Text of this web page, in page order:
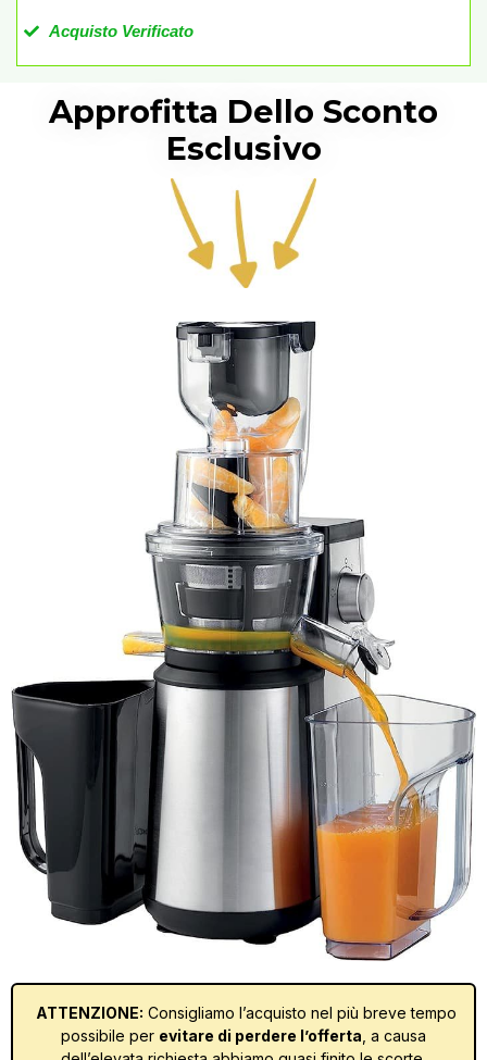
Acquisto Verificato
Approfitta Dello Sconto
Esclusivo
ATTENZIONE: Consigliamo l’acquisto nel più breve tempo
possibile per evitare di perdere l’offerta, a causa